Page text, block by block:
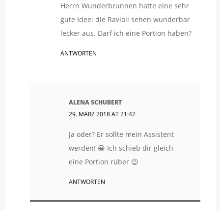
Herrn Wunderbrunnen hatte eine sehr
gute Idee: die Ravioli sehen wunderbar
lecker aus. Darf ich eine Portion haben?
ANTWORTEN
ALENA SCHUBERT
29. MÄRZ 2018 AT 21:42
Ja oder? Er sollte mein Assistent
werden! 😀 Ich schieb dir gleich
eine Portion rüber 😉
ANTWORTEN